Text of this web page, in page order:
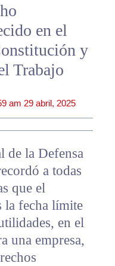
en el
y
Trabajo
am 29 abril, 2025
de la Defensa
a todas
que el
la fecha límite
en el
una empresa,